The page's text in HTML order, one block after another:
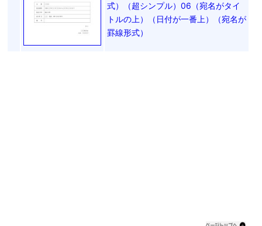
式）（超シンプル）06（宛名がタイ
トルの上）（日付が一番上）（宛名が
罫線形式）